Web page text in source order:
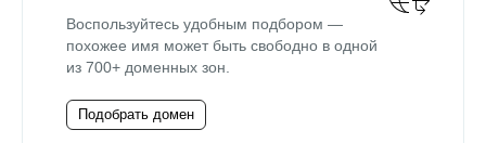
Воспользуйтесь удобным подбором —
похожее имя может быть свободно в одной
из 700+ доменных зон.
Подобрать домен